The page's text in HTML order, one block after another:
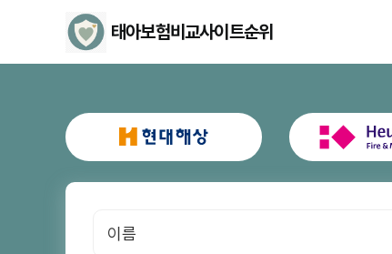
태아보험비교사이트순위